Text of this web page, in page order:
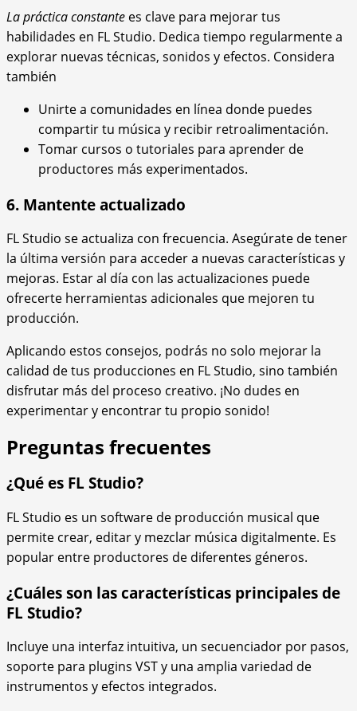
La práctica constante es clave para mejorar tus
habilidades en FL Studio. Dedica tiempo regularmente a
explorar nuevas técnicas, sonidos y efectos. Considera
también
Unirte a comunidades en línea donde puedes
compartir tu música y recibir retroalimentación.
Tomar cursos o tutoriales para aprender de
productores más experimentados.
6. Mantente actualizado
FL Studio se actualiza con frecuencia. Asegúrate de tener
la última versión para acceder a nuevas características y
mejoras. Estar al día con las actualizaciones puede
ofrecerte herramientas adicionales que mejoren tu
producción.
Aplicando estos consejos, podrás no solo mejorar la
calidad de tus producciones en FL Studio, sino también
disfrutar más del proceso creativo. ¡No dudes en
experimentar y encontrar tu propio sonido!
Preguntas frecuentes
¿Qué es FL Studio?
FL Studio es un software de producción musical que
permite crear, editar y mezclar música digitalmente. Es
popular entre productores de diferentes géneros.
¿Cuáles son las características principales de
FL Studio?
Incluye una interfaz intuitiva, un secuenciador por pasos,
soporte para plugins VST y una amplia variedad de
instrumentos y efectos integrados.